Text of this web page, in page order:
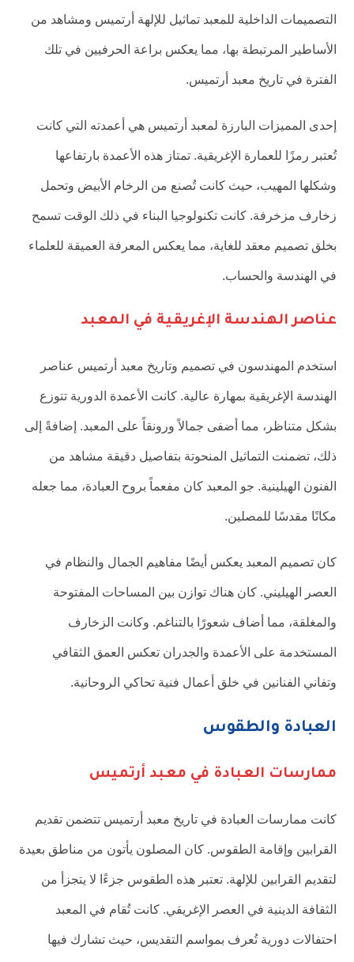
التصميمات الداخلية للمعبد تماثيل للإلهة أرتميس ومشاهد من
الأساطير المرتبطة بها، مما يعكس براعة الحرفيين في تلك
الفترة في تاريخ معبد أرتميس.
إحدى المميزات البارزة لمعبد أرتميس هي أعمدته التي كانت
تُعتبر رمزًا للعمارة الإغريقية. تمتاز هذه الأعمدة بارتفاعها
وشكلها المهيب، حيث كانت تُصنع من الرخام الأبيض وتحمل
زخارف مزخرفة. كانت تكنولوجيا البناء في ذلك الوقت تسمح
بخلق تصميم معقد للغاية، مما يعكس المعرفة العميقة للعلماء
في الهندسة والحساب.
عناصر الهندسة الإغريقية في المعبد
استخدم المهندسون في تصميم وتاريخ معبد أرتميس عناصر
الهندسة الإغريقية بمهارة عالية. كانت الأعمدة الدورية تتوزع
بشكل متناظر، مما أضفى جمالاً ورونقاً على المعبد. إضافةً إلى
ذلك، تضمنت التماثيل المنحوتة بتفاصيل دقيقة مشاهد من
الفنون الهيلينية. جو المعبد كان مفعماً بروح العبادة، مما جعله
مكانًا مقدسًا للمصلين.
كان تصميم المعبد يعكس أيضًا مفاهيم الجمال والنظام في
العصر الهيليني. كان هناك توازن بين المساحات المفتوحة
والمغلقة، مما أضاف شعورًا بالتناغم. وكانت الزخارف
المستخدمة على الأعمدة والجدران تعكس العمق الثقافي
وتفاني الفنانين في خلق أعمال فنية تحاكي الروحانية.
العبادة والطقوس
ممارسات العبادة في معبد أرتميس
كانت ممارسات العبادة في تاريخ معبد أرتميس تتضمن تقديم
القرابين وإقامة الطقوس. كان المصلون يأتون من مناطق بعيدة
لتقديم القرابين للإلهة. تعتبر هذه الطقوس جزءًا لا يتجزأ من
الثقافة الدينية في العصر الإغريقي. كانت تُقام في المعبد
احتفالات دورية تُعرف بمواسم التقديس، حيث تشارك فيها